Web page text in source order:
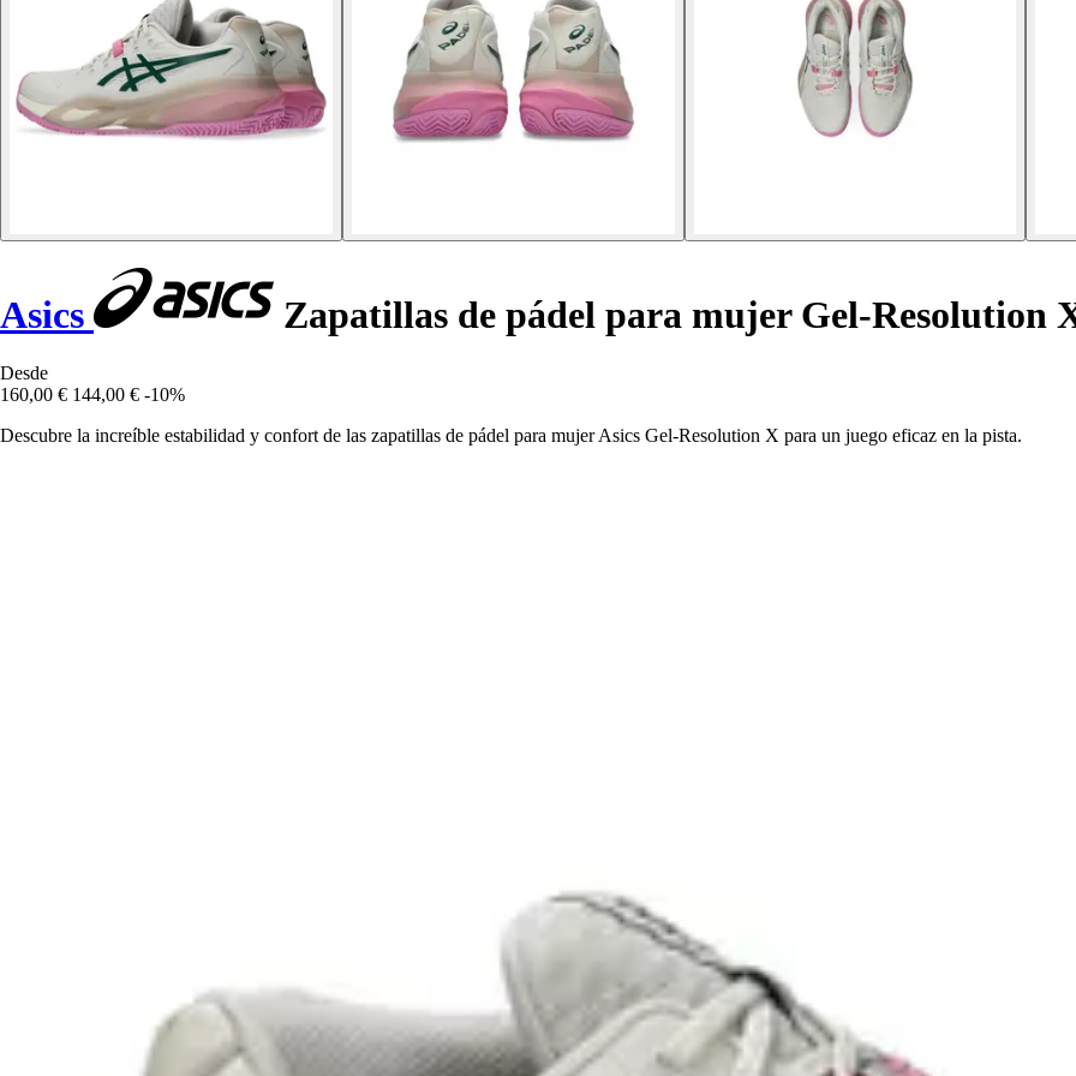
Asics Zapatillas de pádel para mujer Gel-Resolution
Desde
160,00 € 144,00 € -10%
Descubre la increíble estabilidad y confort de las zapatillas de pádel para mujer Asics Gel-Resolution X para un juego eficaz en la pista.